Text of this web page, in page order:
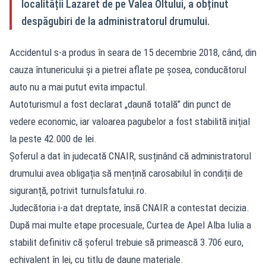
localității Lazaret de pe Valea Oltului, a obținut
despăgubiri de la administratorul drumului.
Accidentul s-a produs în seara de 15 decembrie 2018, când, din
cauza întunericului și a pietrei aflate pe șosea, conducătorul
auto nu a mai putut evita impactul.
Autoturismul a fost declarat „daună totală” din punct de
vedere economic, iar valoarea pagubelor a fost stabilită inițial
la peste 42.000 de lei.
Șoferul a dat în judecată CNAIR, susținând că administratorul
drumului avea obligația să mențină carosabilul în condiții de
siguranță, potrivit turnulsfatului.ro.
Judecătoria i-a dat dreptate, însă CNAIR a contestat decizia.
După mai multe etape procesuale, Curtea de Apel Alba Iulia a
stabilit definitiv că șoferul trebuie să primească 3.706 euro,
echivalent în lei, cu titlu de daune materiale.